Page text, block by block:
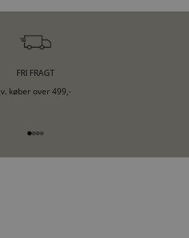
FRI FRAGT
v. køber over 499,-
Gå til element 1
Gå til element 2
Gå til element 3
Gå til element 4